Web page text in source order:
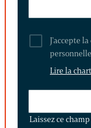
J'accepte
Lire la
CHAMP
Laissez ce